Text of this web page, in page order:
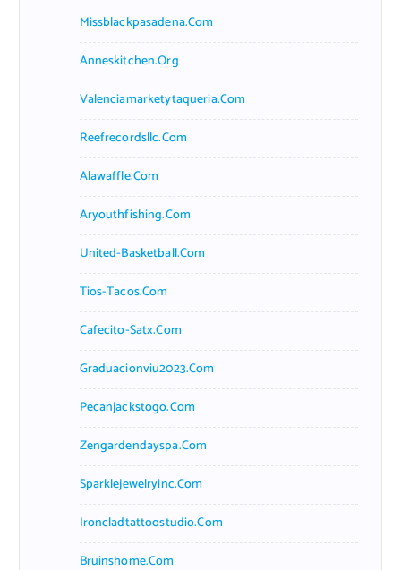
Missblackpasadena.com
Anneskitchen.org
Valenciamarketytaqueria.com
Reefrecordsllc.com
Alawaffle.com
Aryouthfishing.com
United-Basketball.com
Tios-Tacos.com
Cafecito-Satx.com
Graduacionviu2023.com
Pecanjackstogo.com
Zengardendayspa.com
Sparklejewelryinc.com
Ironcladtattoostudio.com
Bruinshome.com